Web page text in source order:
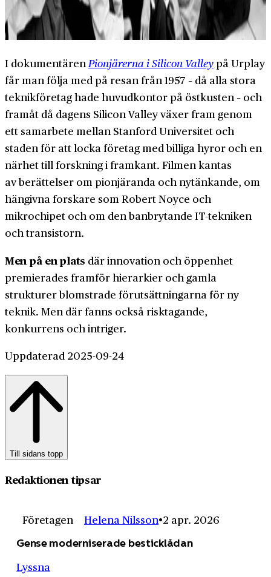
I dokumentärenPionjärerna i Silicon Valley på Urplay
får man följa med på resan från 1957 – då alla stora
teknikföretag hade huvudkontor på östkusten – och
framåt då dagens Silicon Valley växer fram genom
ett samarbete mellan Stanford Universitet och
staden för att locka företag med billiga hyror och en
närhet till forskning i framkant. Filmen kantas
av berättelser om pionjäranda och nytänkande, om
hängivna forskare som Robert Noyce och
mikrochipet och om den banbrytande IT-tekniken
och transistorn.
Men på en plats där innovation och öppenhet
premierades framför hierarkier och gamla
strukturer blomstrade förutsättningarna för ny
teknik. Men där fanns också risktagande,
konkurrens och intriger.
Uppdaterad 2025-09-24
Till sidans topp
Redaktionen tipsar
Företagen Helena Nilsson 2 apr. 2026
Gense moderniserade besticklådan
Lyssna